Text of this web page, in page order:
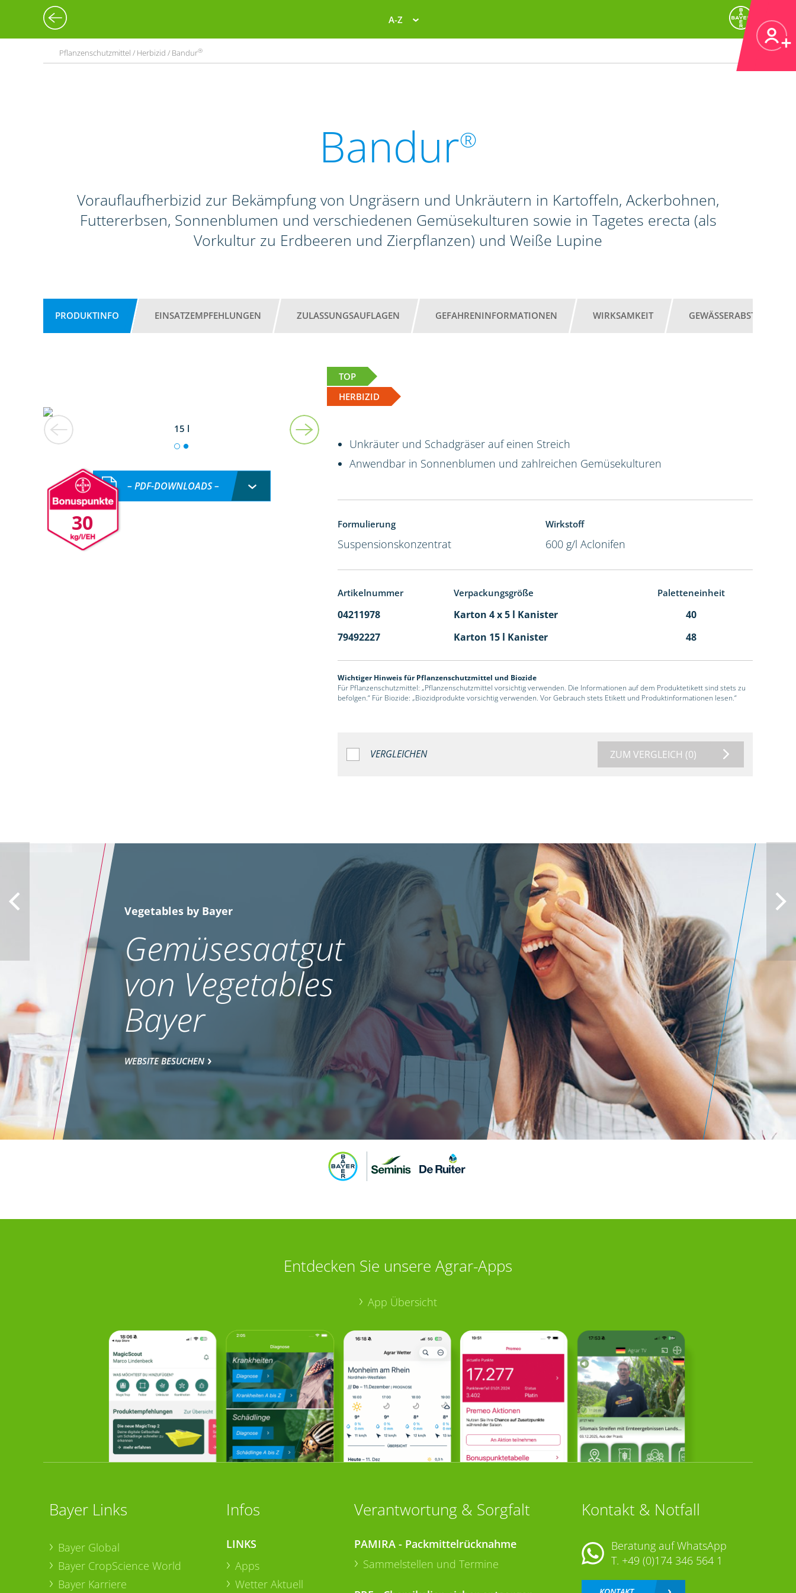
A-Z
Pflanzenschutzmittel / Herbizid / Bandur®
Bandur®
Vorauflaufherbizid zur Bekämpfung von Ungräsern und Unkräutern in Kartoffeln, Ackerbohnen,
Futtererbsen, Sonnenblumen und verschiedenen Gemüsekulturen sowie in Tagetes erecta (als
Vorkultur zu Erdbeeren und Zierpflanzen) und Weiße Lupine
PRODUKTINFO EINSATZEMPFEHLUNGEN ZULASSUNGSAUFLAGEN GEFAHRENINFORMATIONEN WIRKSAMKEIT GEWÄSSERABSTAND
TOP
HERBIZID
15 l
30
– PDF-DOWNLOADS –
Unkräuter und Schadgräser auf einen Streich
Anwendbar in Sonnenblumen und zahlreichen Gemüsekulturen
Formulierung
Suspensionskonzentrat
Wirkstoff
600 g/l Aclonifen
Artikelnummer Verpackungsgröße Paletteneinheit
04211978 Karton 4 x 5 l Kanister
40
79492227
Karton 15 l Kanister 48
Wichtiger Hinweis für Pflanzenschutzmittel und Biozide
Für Pflanzenschutzmittel: „Pflanzenschutzmittel vorsichtig verwenden. Die Informationen auf dem Produktetikett sind stets zu
befolgen.“ Für Biozide: „Biozidprodukte vorsichtig verwenden. Vor Gebrauch stets Etikett und Produktinformationen lesen.“
VERGLEICHEN ZUM VERGLEICH (0)
Vegetables by Bayer
Gemüsesaatgut
von Vegetables
Bayer
WEBSITE BESUCHEN
Entdecken Sie unsere Agrar-Apps
App Übersicht
Bayer Links
Bayer Global
Bayer CropScience World
Bayer Karriere
Infos
LINKS
Apps
Wetter Aktuell
Verantwortung & Sorgfalt
PAMIRA - Packmittelrücknahme
Sammelstellen und Termine
Kontakt & Notfall
Beratung auf WhatsApp
T. +49 (0)174 346 564 1